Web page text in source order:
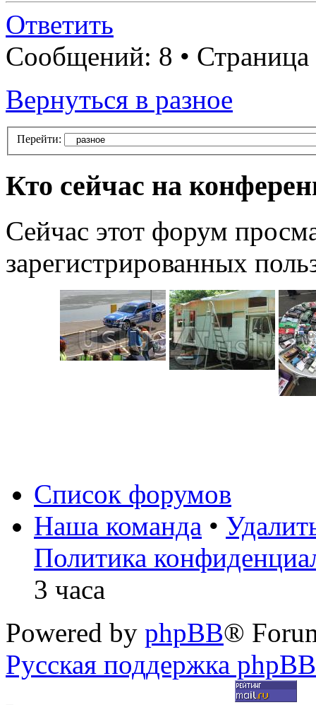
Ответить
Сообщений: 8 • Страница
Вернуться в разное
Перейти:
Кто сейчас на
Сейчас этот форум
зарегистрированных
Список форумов
Наша команда •
Политика
3 часа
Powered by phpBB®
Русская поддержка phpBB